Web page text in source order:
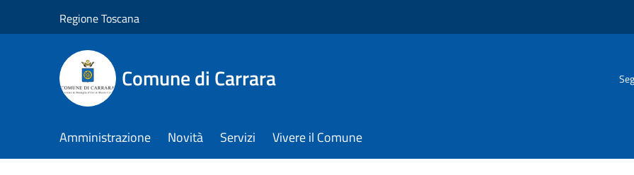
Regione Toscana
Comune di Carrara
Amministrazione Novità Servizi Vivere il Comune